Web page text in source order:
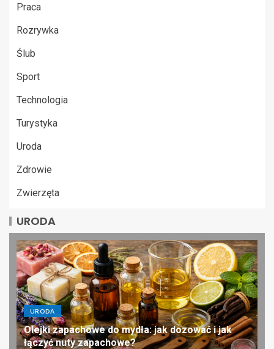
Praca
Rozrywka
Ślub
Sport
Technologia
Turystyka
Uroda
Zdrowie
Zwierzęta
URODA
URODA
Olejki zapachowe do mydła: jak dozować i jak
łączyć nuty zapachowe?